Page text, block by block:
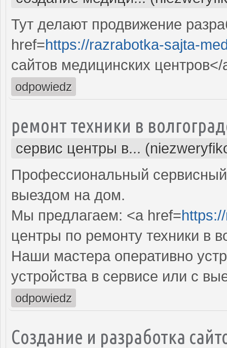
Тут делают продвижение
href=https://razrabotka-sajta-
сайтов медицинских центров</
odpowiedz
ремонт техники в
сервис центры в...
Профессиональный
выездом на дом.
Мы предлагаем: <a href=
центры по ремонту техники в
Наши мастера оперативно
устройства в сервисе или с
odpowiedz
Создание и разработка